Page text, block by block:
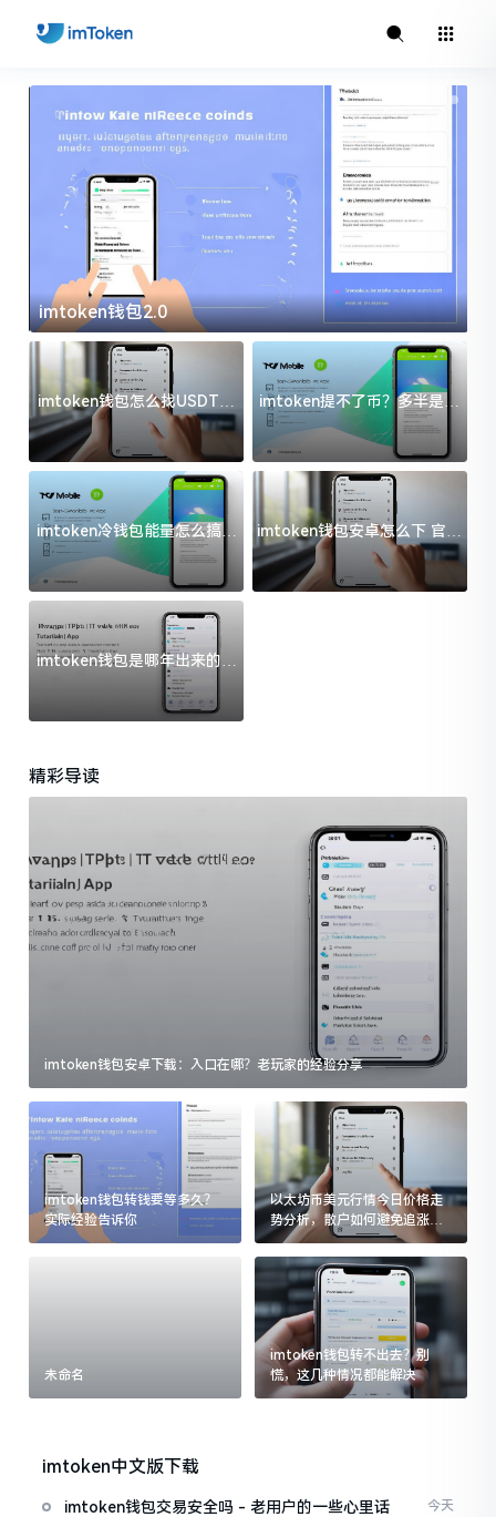
imtoken钱包2.0
imtoken钱包怎么找USDT地
址？三步搞定不踩坑
imtoken提不了币？多半是这
几件事没处理好
imtoken冷钱包能量怎么搞？
过来人告诉你门道
imtoken钱包安卓怎么下 官方
渠道避坑指南
imtoken钱包是哪年出来的？
一文给你说清楚
精彩导读
imtoken钱包安卓下载：入口在哪？老玩家的经验分享
imtoken钱包转钱要等多久？
实际经验告诉你
以太坊币美元行情今日价格走
势分析，散户如何避免追涨杀
跌被套牢
未命名
imtoken钱包转不出去？别
慌，这几种情况都能解决
imtoken中文版下载
imtoken钱包交易安全吗 - 老用户的一些心里话 今天